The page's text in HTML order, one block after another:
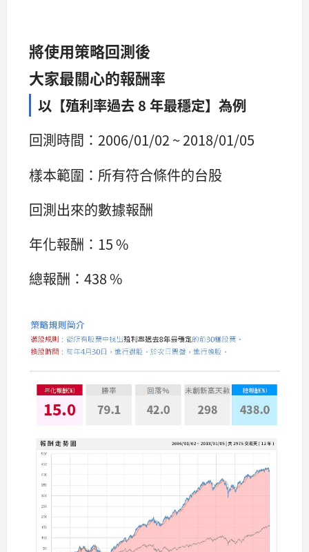
將使用策略回測後
大家最關心的報酬率
以【殖利率過去 8 年最穩定】為例
回測時間：2006/01/02 ~ 2018/01/05
樣本範圍：所有符合條件的台股
回測出來的數據報酬
年化報酬：15 %
總報酬：438 %